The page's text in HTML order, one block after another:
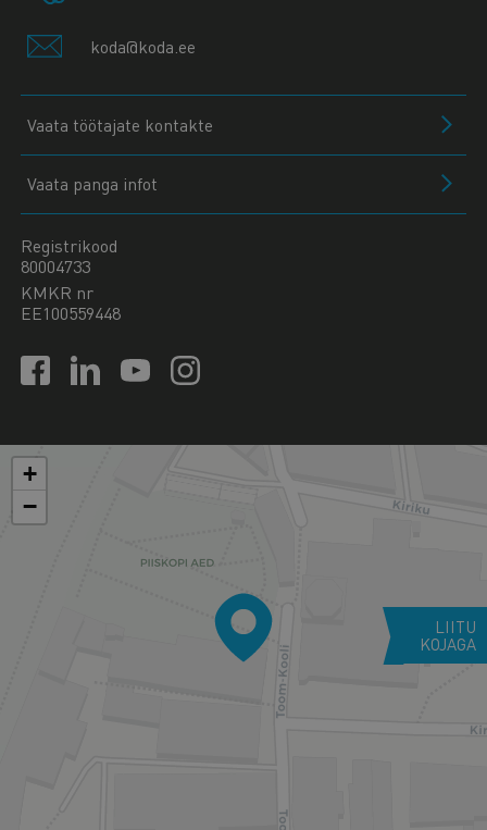
koda@koda.ee
Vaata töötajate kontakte
Vaata panga infot
Registrikood
80004733
KMKR nr
EE100559448
+
−
LIITU
KOJAGA